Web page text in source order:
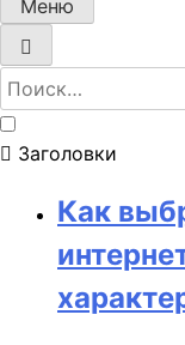
Меню
Найти:
Заголовки
Как